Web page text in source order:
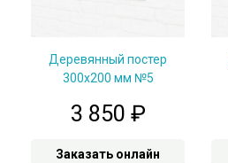
Деревянный постер
300х200 мм №5
3 850 ₽
Заказать онлайн